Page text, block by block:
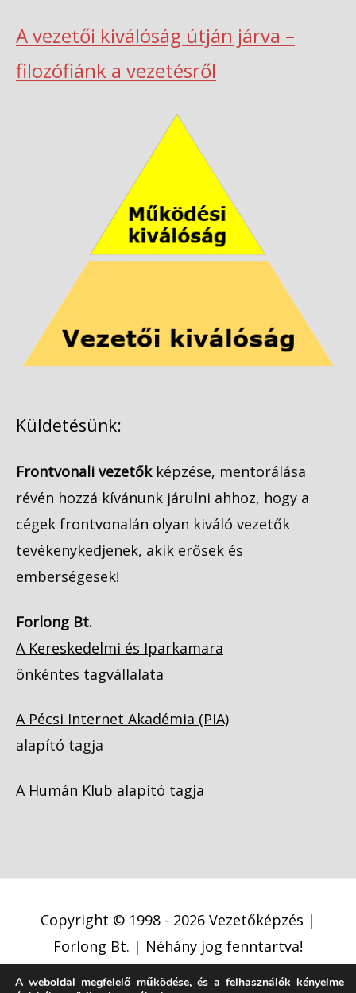
A vezetői kiválóság útján járva –
filozófiánk a vezetésről
Küldetésünk:
Frontvonali vezetőkképzése, mentorálása
révén hozzá kívánunk járulni ahhoz, hogy a
cégek frontvonalán olyan kiváló vezetők
tevékenykedjenek, akik erősek és
emberségesek!
Forlong Bt.
A Kereskedelmi és Iparkamara
önkéntes tagvállalata
A Pécsi Internet Akadémia (PIA)
alapító tagja
A Humán Klub alapító tagja
Copyright © 1998 - 2026 Vezetőképzés |
Forlong Bt. | Néhány jog fenntartva!
Adatkezelési tájékoztató
A weboldal megfelelő működése, és a felhasználók kényelme